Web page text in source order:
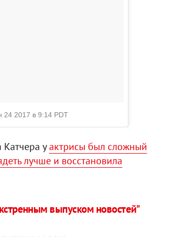
24 2017 в 9:14 PDT
уактрисы был сложный
лучше и восстановила
выпуском новостей"